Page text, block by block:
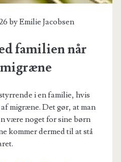
byEmilie Jacobsen
familien når
i en familie, hvis
migræne. Det gør, at man
være noget for sine børn
kommer dermed til at stå